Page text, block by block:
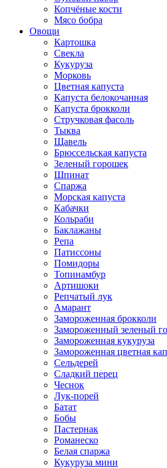
Копчёные кости
Мясо бобра
Овощи
Картошка
Свекла
Кукуруза
Морковь
Цветная капуста
Капуста белокочанная
Капуста брокколи
Стручковая фасоль
Тыква
Щавель
Брюссельская капуста
Зеленый горошек
Шпинат
Спаржа
Морская капуста
Кабачки
Кольраби
Баклажаны
Репа
Патиссоны
Помидоры
Топинамбур
Артишоки
Репчатый лук
Амарант
Замороженная брокколи
Замороженный зеленый
Замороженная кукуруза
Замороженная цветная
Сельдерей
Сладкий перец
Чеснок
Лук-порей
Батат
Бобы
Пастернак
Романеско
Белая спаржа
Кукуруза мини